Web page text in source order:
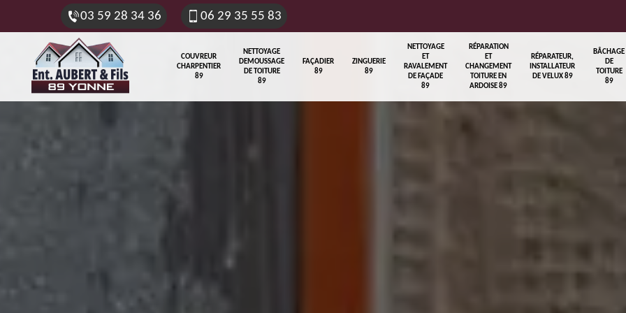
03 59 28 34 36 06 29 35 55 83
COUVREUR
CHARPENTIER
89
NETTOYAGE
DEMOUSSAGE
DE TOITURE
89
FAÇADIER
89
ZINGUERIE
89
NETTOYAGE
ET
RAVALEMENT
DE FAÇADE
89
RÉPARATION
ET
CHANGEMENT
TOITURE EN
ARDOISE 89
RÉPARATEUR,
INSTALLATEUR
DE VELUX 89
BÂCHAGE
DE
TOITURE
89